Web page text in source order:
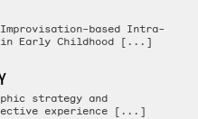
based Intra-
in Early Childhood [...]
strategy and
experience [...]